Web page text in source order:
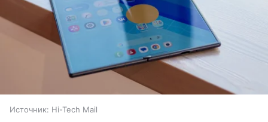
Источник: Hi-Tech Mail